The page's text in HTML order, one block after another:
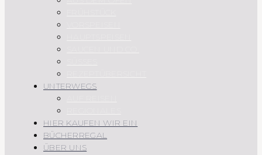
UNTERWEGS
HIER KAUFEN WIR EIN
BÜCHERREGAL
ÜBER UNS